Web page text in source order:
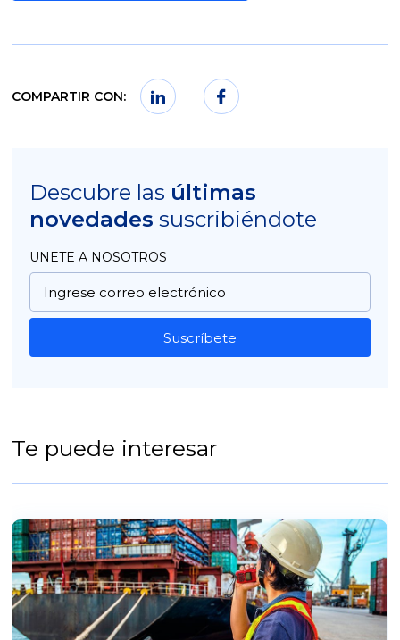
COMPARTIR CON:
Descubre las últimas
novedades suscribiéndote
UNETE A NOSOTROS
Suscríbete
Te puede interesar